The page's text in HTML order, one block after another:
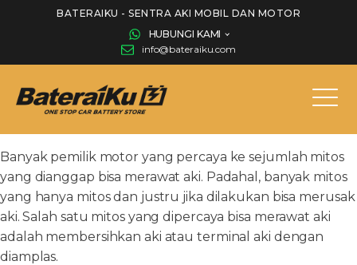
BATERAIKU - SENTRA AKI MOBIL DAN MOTOR
HUBUNGI KAMI
info@bateraiku.com
Banyak pemilik motor yang percaya ke sejumlah mitos
yang dianggap bisa merawat aki. Padahal, banyak mitos
yang hanya mitos dan justru jika dilakukan bisa merusak
aki. Salah satu mitos yang dipercaya bisa merawat aki
adalah membersihkan aki atau terminal aki dengan
diamplas.